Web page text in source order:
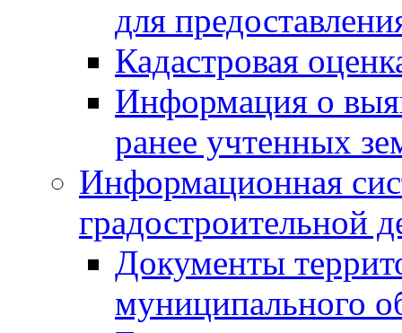
для
Кадастровая
Информация о
ранее учтенных
Информационная
градостроительной
Документы
муниципального